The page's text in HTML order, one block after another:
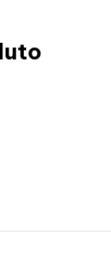
para as suas